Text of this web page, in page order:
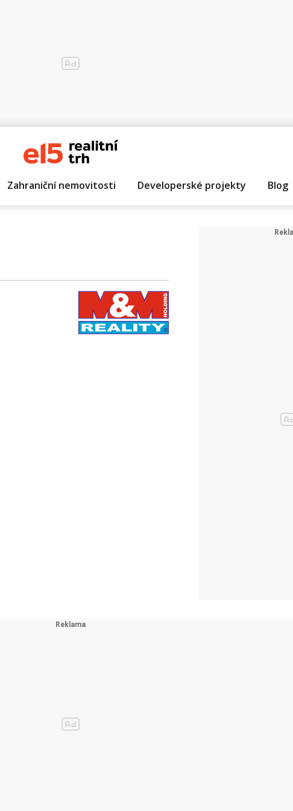
Zahraniční nemovitosti Developerské projekty Blog